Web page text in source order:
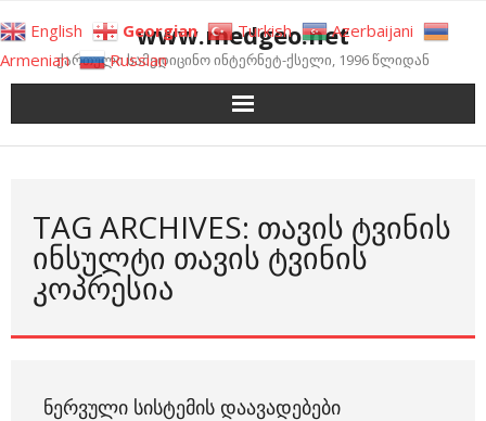
to
content
www.medgeo.net
ქართული სამედიცინო ინტერნეტ-ქსელი, 1996 წლიდან
TAG ARCHIVES: ᲗᲐᲕᲘᲡ ᲢᲕᲘᲜᲘᲡ
ᲘᲜᲡᲣᲚᲢᲘ ᲗᲐᲕᲘᲡ ᲢᲕᲘᲜᲘᲡ
ᲙᲝᲞᲠᲔᲡᲘᲐ
ᲜᲔᲠᲕᲣᲚᲘ ᲡᲘᲡᲢᲔᲛᲘᲡ ᲓᲐᲐᲕᲐᲓᲔᲑᲔᲑᲘ
English Georgian Turkish
Azerbaijani
Armenian
Russian